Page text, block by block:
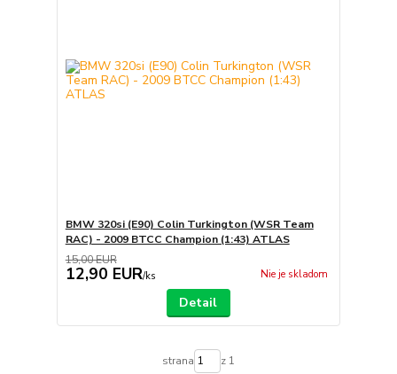
BMW 320si (E90) Colin Turkington (WSR Team
RAC) - 2009 BTCC Champion (1:43) ATLAS
15,00 EUR
12,90 EUR/ks Nie je skladom
Detail
strana z 1